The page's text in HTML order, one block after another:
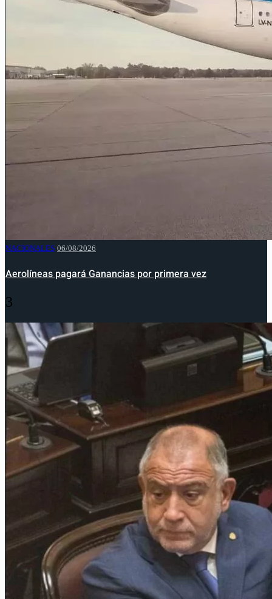
NACIONALES 06/08/2026
Aerolíneas pagará Ganancias por primera vez
3